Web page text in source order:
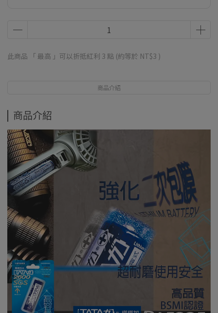
此商品 「 最高 」可以折抵紅利 3 點 (約等於 NT$3 )
商品介紹
商品介紹